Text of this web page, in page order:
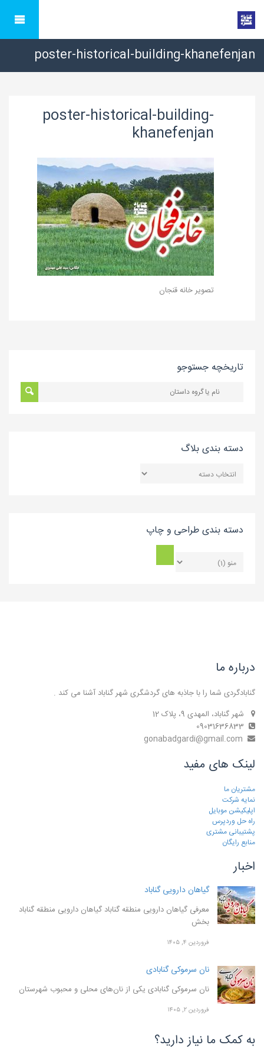
poster-historical-building-khanefenjan
poster-historical-building-
khanefenjan
تصویر خانه قنجان
تاریخچه جستوجو
دسته بندی بلاگ
بندی
دسته بندی طراحی و چاپ
درباره ما
گنابادگردی شما را با جاذبه های گردشگری شهر گناباد آشنا می کند .
شهر گناباد، المهدی 9، پلاک 12
لینک های مفید
مشتریان ما
نمایه شرکت
اپلیکیشن موبایل
راه حل وردپرس
پشتیبانی مشتری
منابع رایگان
اخبار
گیاهان دارویی گناباد
معرفی گیاهان دارویی منطقه گناباد گیاهان دارویی منطقه گناباد
بخش
فروردین ۴, ۱۴۰۵
نان سرموکی گنابادی
نان سرموکی گنابادی یکی از نان‌های محلی و محبوب شهرستان
فروردین ۲, ۱۴۰۵
به کمک ما نیاز دارید؟